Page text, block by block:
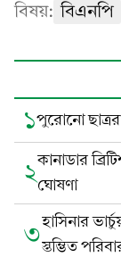
বিষয়: বিএনপি
১পুরোনো
২কানাডার
ঘোষণা
৩হাসিনার
স্তম্ভিত